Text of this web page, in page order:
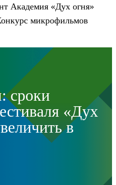
Академия «Дух огня»
микрофильмов
сроки
«Дух
в